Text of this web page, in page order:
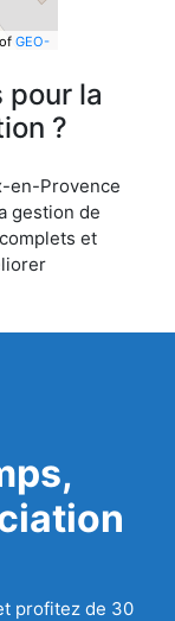
GEO-
pour la
?
en-Provence
gestion de
et
profitez de 30